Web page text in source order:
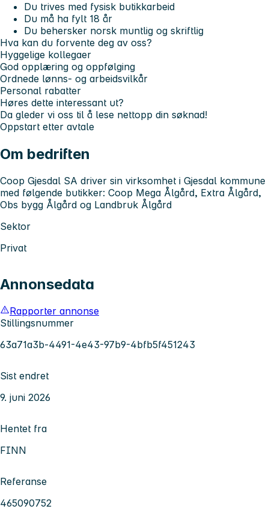
Du trives med fysisk butikkarbeid
Du må ha fylt 18 år
Du behersker norsk muntlig og skriftlig
Hva kan du forvente deg av oss?
Hyggelige kollegaer
God opplæring og oppfølging
Ordnede lønns- og arbeidsvilkår
Personal rabatter
Høres dette interessant ut?
Da gleder vi oss til å lese nettopp din søknad!
Oppstart etter avtale
Om bedriften
Coop Gjesdal SA driver sin virksomhet i Gjesdal kommune
med følgende butikker: Coop Mega Ålgård, Extra Ålgård,
Obs bygg Ålgård og Landbruk Ålgård
Sektor
Privat
Annonsedata
Rapporter annonse
Stillingsnummer
63a71a3b-4491-4e43-97b9-4bfb5f451243
Sist endret
9. juni 2026
Hentet fra
FINN
Referanse
465090752